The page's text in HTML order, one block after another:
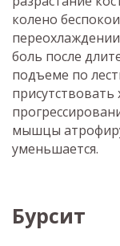
колено
боль после
подъеме по
мышцы
уменьшается.
Бурсит